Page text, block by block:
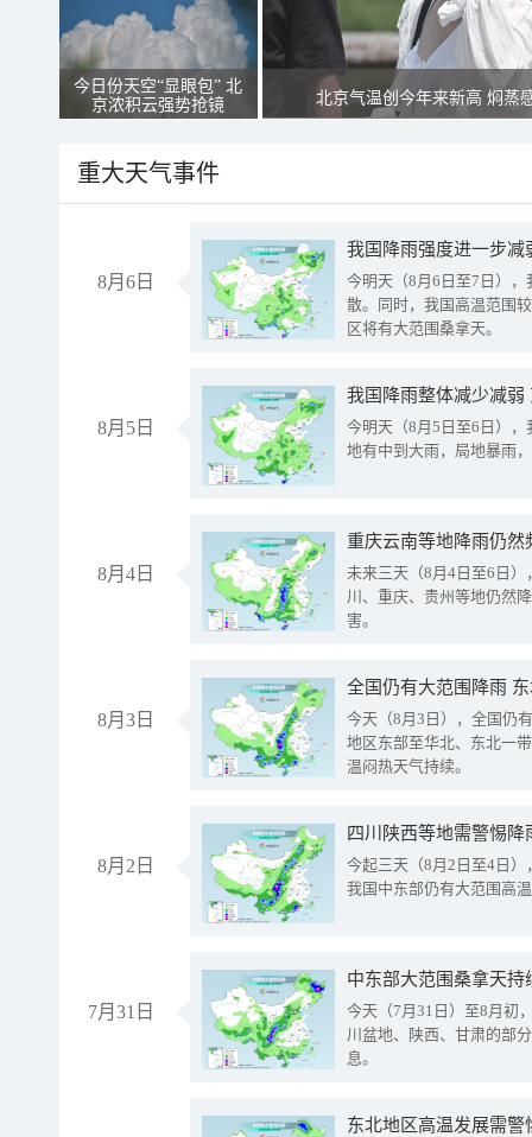
今日份天空“显眼包” 北
京浓积云强势抢镜
北京气温创今年来新高 焖蒸
重大天气事件
8月6日
今明天（8月6日至7日）
散。同时，我国高温范围
区将有大范围桑拿天。
8月5日
我国降雨整体减少减弱
今明天（8月5日至6日）
地有中到大雨，局地暴雨
8月4日
重庆云南等地降雨仍然
未来三天（8月4日至6日
川、重庆、贵州等地仍然
害。
8月3日
全国仍有大范围降雨
今天（8月3日），全国仍
地区东部至华北、东北一
温闷热天气持续。
8月2日
今起三天（8月2日至4日
我国中东部仍有大范围高
7月31日
中东部大范围桑拿天
今天（7月31日）至8月初
川盆地、陕西、甘肃的部
息。
东北地区高温发展需